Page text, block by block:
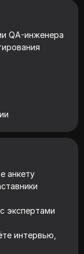
QA-инженера
анкету
экспертами
интервью,